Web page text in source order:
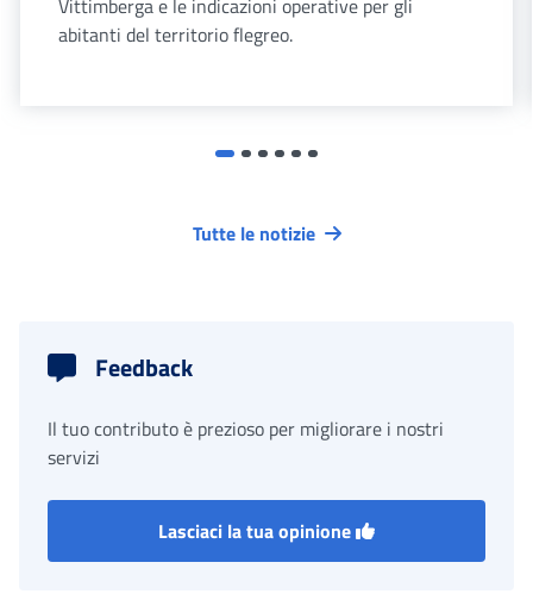
Vittimberga e le indicazioni operative per gli
abitanti del territorio flegreo.
Tutte le notizie
Feedback
Il tuo contributo è prezioso per migliorare i nostri
servizi
Lasciaci la tua opinione